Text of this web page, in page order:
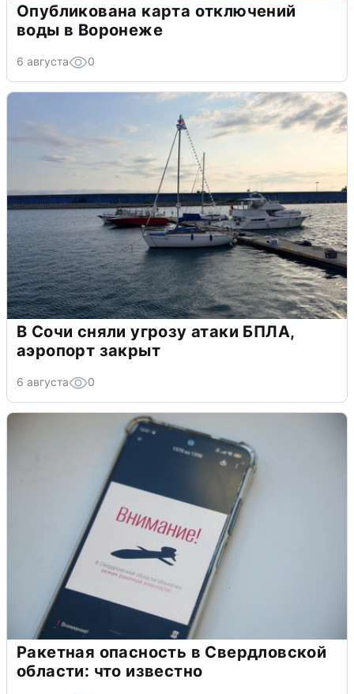
Опубликована карта отключений
воды в Воронеже
6 августа 0
В Сочи сняли угрозу атаки БПЛА,
аэропорт закрыт
6 августа 0
Ракетная опасность в Свердловской
области: что известно